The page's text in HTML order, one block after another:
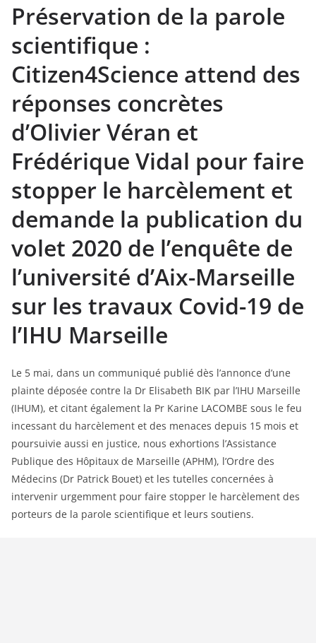
Préservation de la parole
scientifique :
Citizen4Science attend des
réponses concrètes
d’Olivier Véran et
Frédérique Vidal pour faire
stopper le harcèlement et
demande la publication du
volet 2020 de l’enquête de
l’université d’Aix-Marseille
sur les travaux Covid-19 de
l’IHU Marseille
Le 5 mai, dans un communiqué publié dès l’annonce d’une
plainte déposée contre la Dr Elisabeth BIK par l’IHU Marseille
(IHUM), et citant également la Pr Karine LACOMBE sous le feu
incessant du harcèlement et des menaces depuis 15 mois et
poursuivie aussi en justice, nous exhortions l’Assistance
Publique des Hôpitaux de Marseille (APHM), l’Ordre des
Médecins (Dr Patrick Bouet) et les tutelles concernées à
intervenir urgemment pour faire stopper le harcèlement des
porteurs de la parole scientifique et leurs soutiens.